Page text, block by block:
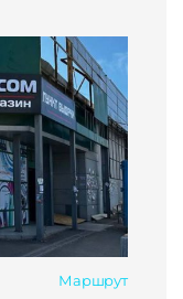
Маршрут